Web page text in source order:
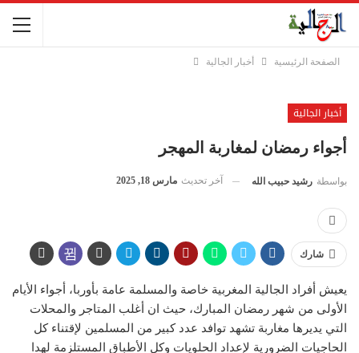
الصفحة الرئيسية أخبار الجالية
أخبار الجالية
أجواء رمضان لمغاربة المهجر
بواسطة رشيد حبيب الله آخر تحديث مارس 18, 2025
شارك
يعيش أفراد الجالية المغربية خاصة والمسلمة عامة بأوربا، أجواء الأيام
الأولى من شهر رمضان المبارك، حيث ان أغلب المتاجر والمحلات
التي يديرها مغاربة تشهد توافد عدد كبير من المسلمين لإقتناء كل
الحاجيات الضرورية لإعداد الحلويات وكل الأطباق المستلزمة لهدا